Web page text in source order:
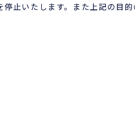
止いたします。また上記の目的